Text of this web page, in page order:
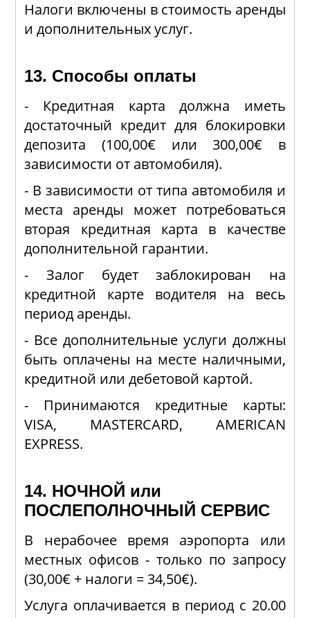
Налоги включены в стоимость аренды
и дополнительных услуг.
13. Способы оплаты
- Кредитная карта должна иметь
достаточный кредит для блокировки
депозита (100,00€ или 300,00€ в
зависимости от автомобиля).
- В зависимости от типа автомобиля и
места аренды может потребоваться
вторая кредитная карта в качестве
дополнительной гарантии.
- Залог будет заблокирован на
кредитной карте водителя на весь
период аренды.
- Все дополнительные услуги должны
быть оплачены на месте наличными,
кредитной или дебетовой картой.
- Принимаются кредитные карты:
VISA, MASTERCARD, AMERICAN
EXPRESS.
14. НОЧНОЙ или
ПОСЛЕПОЛНОЧНЫЙ СЕРВИС
В нерабочее время аэропорта или
местных офисов - только по запросу
(30,00€ + налоги = 34,50€).
Услуга оплачивается в период с 20.00